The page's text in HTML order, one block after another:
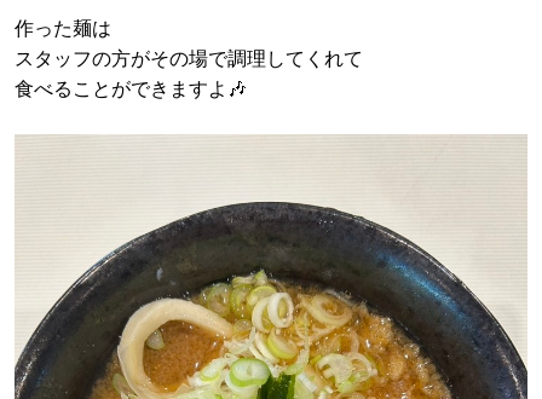
作った麺は
スタッフの方がその場で調理してくれて
食べることができますよ🎶